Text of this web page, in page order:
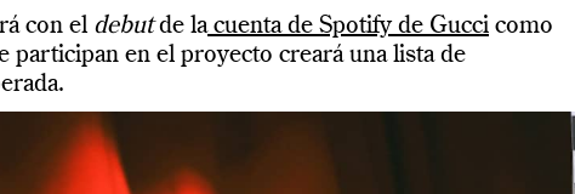
con el debutde la cuenta de Spotify de Gucci como
participan en el proyecto creará una lista de